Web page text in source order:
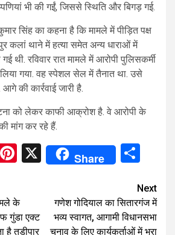
भी की गईं, जिससे स्थिति और बिगड़ गई.
सिंह का कहना है कि मामले में पीड़ित पक्ष
कलां थाने में हत्या समेत अन्य धाराओं में
रविवार रात मामले में आरोपी पुलिसकर्मी
लिया गया. वह स्पेशल सेल में तैनात था. उसे
की कार्रवाई जारी है.
को लेकर काफी आक्रोश है. वे आरोपी के
मांग कर रहे हैं.
Pinterest
X Share
के
गुंडा एक्ट
है तड़ीपार
Next
गणेश गोदियाल का सितारगंज में
भव्य स्वागत, आगामी विधानसभा
चुनाव के लिए कार्यकर्ताओं में भरा